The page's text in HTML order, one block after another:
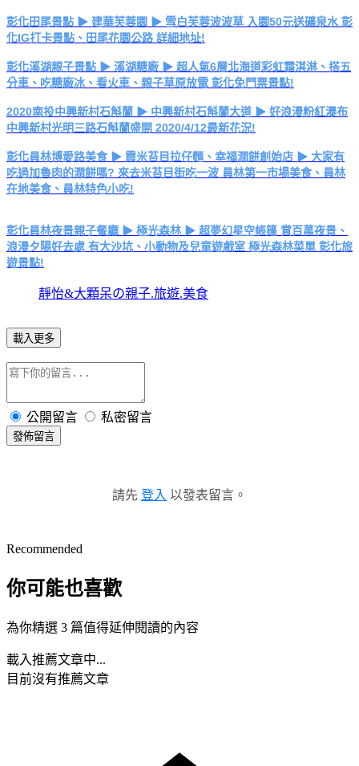
彰化田尾景點 ▶ 建華芙蓉園 ▶ 雪白芙蓉波波草 入園50元送礦泉水 彰
化IG打卡景點、田尾花園公路 詳細地址!
彰化溪湖親子景點 ▶ 溪湖糖廠 ▶ 超人氣6層北海道彩虹霜淇淋、搭五
分車、吃糖廠冰、看火車、親子草原放電 彰化免門票景點!
2020南投中興新村石斛蘭 ▶ 中興新村石斛蘭大道 ▶ 好浪漫粉紅瀑布
中興新村光明三路石斛蘭盛開 2020/4/12最新花況!
彰化員林博愛路美食 ▶ 霞米苔目拉仔麵、幸福潤餅創始店 ▶ 大家有
吃過加魯肉的潤餅嗎? 來去米苔目街吃一波 員林第一市場美食、員林
在地美食、員林特色小吃!
彰化員林夜景親子餐廳 ▶ 極光森林 ▶ 超夢幻星空帳篷 賞百萬夜景、
浪漫夕陽好去處 有大沙坑、小動物及兒童遊戲室 極光森林菜單 彰化旅
遊景點!
靜怡&大顆呆の親子.旅遊.美食
載入更多
公開留言 私密留言
發佈留言
請先 登入 以發表留言。
Recommended
你可能也喜歡
為你精選 3 篇值得延伸閱讀的內容
載入推薦文章中...
目前沒有推薦文章